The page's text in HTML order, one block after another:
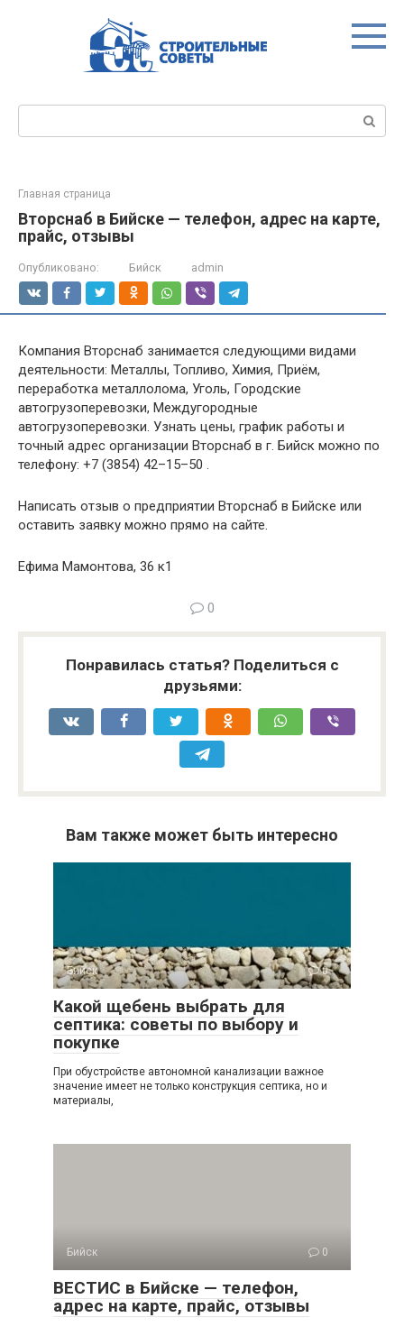
Главная страница
Вторснаб в Бийске — телефон, адрес на карте,
прайс, отзывы
Опубликовано: Бийск admin
Компания Вторснаб занимается следующими видами
деятельности: Металлы, Топливо, Химия, Приём,
переработка металлолома, Уголь, Городские
автогрузоперевозки, Междугородные
автогрузоперевозки. Узнать цены, график работы и
точный адрес организации Вторснаб в г. Бийск можно по
телефону: +7 (3854) 42–15–50 .
Написать отзыв о предприятии Вторснаб в Бийске или
оставить заявку можно прямо на сайте.
Ефима Мамонтова, 36 к1
0
Понравилась статья? Поделиться с
друзьями:
Вам также может быть интересно
Бийск 0
Какой щебень выбрать для
септика: советы по выбору и
покупке
При обустройстве автономной канализации важное
значение имеет не только конструкция септика, но и
материалы,
Бийск 0
ВЕСТИС в Бийске — телефон,
адрес на карте, прайс, отзывы